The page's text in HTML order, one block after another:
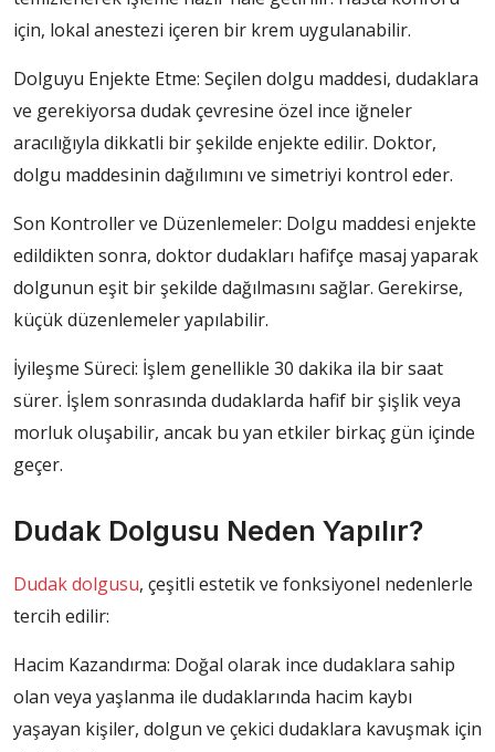
için, lokal anestezi içeren bir krem uygulanabilir.
Dolguyu Enjekte Etme: Seçilen dolgu maddesi, dudaklara
ve gerekiyorsa dudak çevresine özel ince iğneler
aracılığıyla dikkatli bir şekilde enjekte edilir. Doktor,
dolgu maddesinin dağılımını ve simetriyi kontrol eder.
Son Kontroller ve Düzenlemeler: Dolgu maddesi enjekte
edildikten sonra, doktor dudakları hafifçe masaj yaparak
dolgunun eşit bir şekilde dağılmasını sağlar. Gerekirse,
küçük düzenlemeler yapılabilir.
İyileşme Süreci: İşlem genellikle 30 dakika ila bir saat
sürer. İşlem sonrasında dudaklarda hafif bir şişlik veya
morluk oluşabilir, ancak bu yan etkiler birkaç gün içinde
geçer.
Dudak Dolgusu Neden Yapılır?
Dudak dolgusu, çeşitli estetik ve fonksiyonel nedenlerle
tercih edilir:
Hacim Kazandırma: Doğal olarak ince dudaklara sahip
olan veya yaşlanma ile dudaklarında hacim kaybı
yaşayan kişiler, dolgun ve çekici dudaklara kavuşmak için